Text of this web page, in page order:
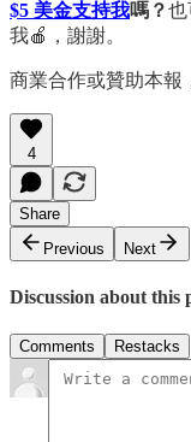
$5 美金支持我嗎？也
我🍎，謝謝。
商業合作或贊助本報
4
Share
Previous
Next
Discussion about this
Comments Restacks